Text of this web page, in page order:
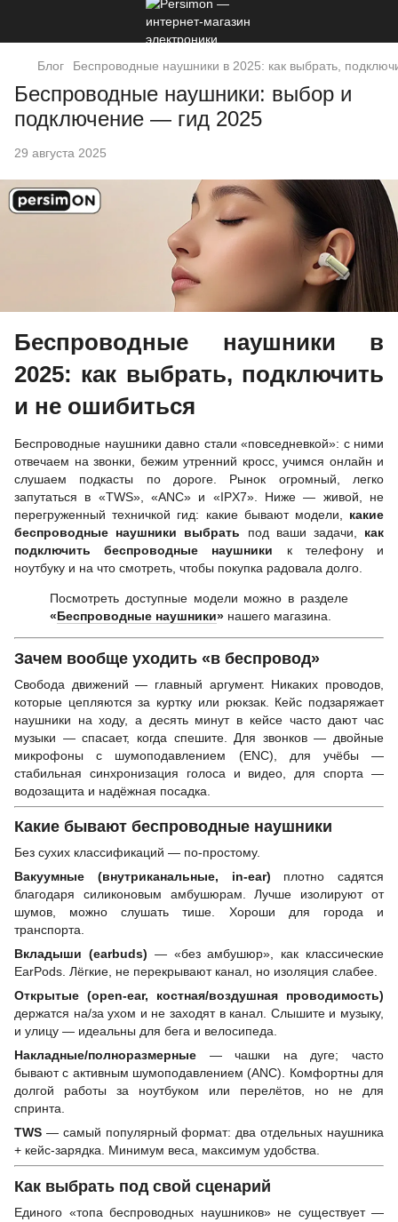
Блог Беспроводные наушники в 2025: как выбрать,
Беспроводные наушники: выбор и
подключение — гид 2025
29 августа 2025
Беспроводные наушники в
2025: как выбрать, подключить
и не ошибиться
Беспроводные наушники давно стали «повседневкой»: с ними
отвечаем на звонки, бежим утренний кросс, учимся онлайн и
слушаем подкасты по дороге. Рынок огромный, легко
запутаться в «TWS», «ANC» и «IPX7». Ниже — живой, не
перегруженный техничкой гид: какие бывают модели, какие
беспроводные наушники выбрать под ваши задачи, как
подключить беспроводные наушники к телефону и
ноутбуку и на что смотреть, чтобы покупка радовала долго.
Посмотреть доступные модели можно в разделе
«Беспроводные наушники» нашего магазина.
Зачем вообще уходить «в беспровод»
Свобода движений — главный аргумент. Никаких проводов,
которые цепляются за куртку или рюкзак. Кейс подзаряжает
наушники на ходу, а десять минут в кейсе часто дают час
музыки — спасает, когда спешите. Для звонков — двойные
микрофоны с шумоподавлением (ENC), для учёбы —
стабильная синхронизация голоса и видео, для спорта —
водозащита и надёжная посадка.
Какие бывают беспроводные наушники
Без сухих классификаций — по-простому.
Вакуумные (внутриканальные, in-ear) плотно садятся
благодаря силиконовым амбушюрам. Лучше изолируют от
шумов, можно слушать тише. Хороши для города и
транспорта.
Вкладыши (earbuds) — «без амбушюр», как классические
EarPods. Лёгкие, не перекрывают канал, но изоляция слабее.
Открытые (open-ear, костная/воздушная проводимость)
держатся на/за ухом и не заходят в канал. Слышите и музыку,
и улицу — идеальны для бега и велосипеда.
Накладные/полноразмерные — чашки на дуге; часто
бывают с активным шумоподавлением (ANC). Комфортны для
долгой работы за ноутбуком или перелётов, но не для
спринта.
TWS — самый популярный формат: два отдельных наушника
+ кейс-зарядка. Минимум веса, максимум удобства.
Как выбрать под свой сценарий
Единого «топа беспроводных наушников» не существует —